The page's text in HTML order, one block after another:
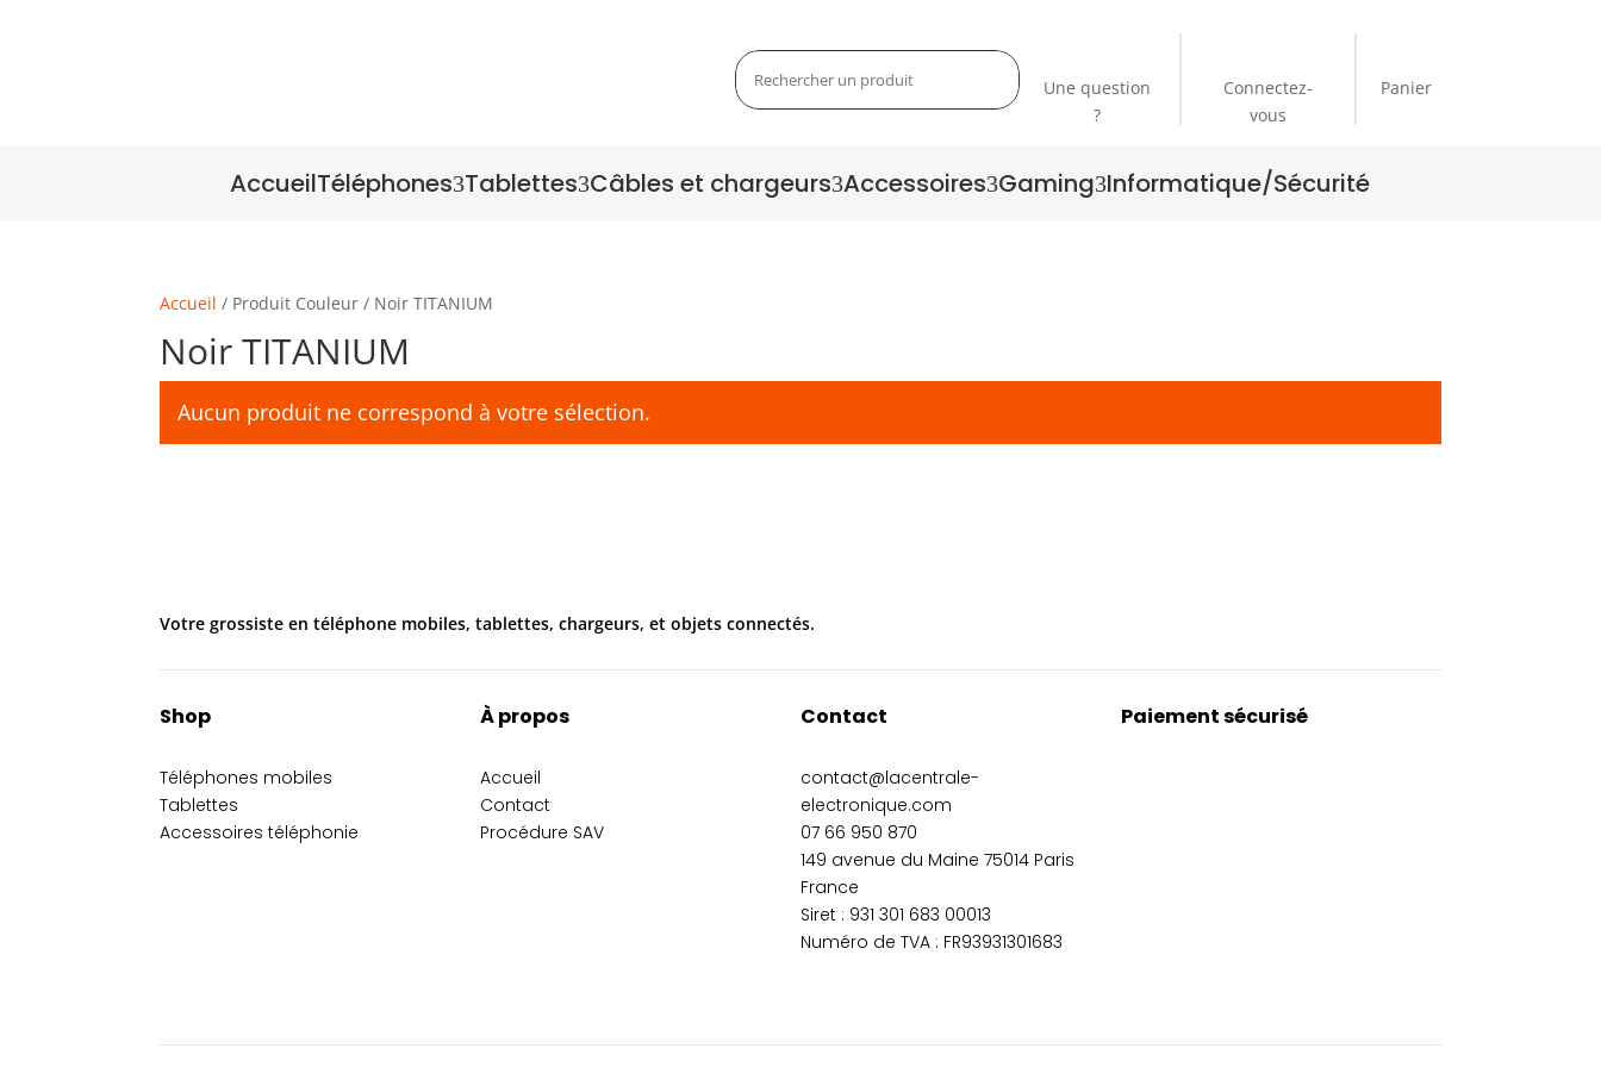
Une question
?
Connectez-
vous
Panier
AccueilTéléphones3Tablettes3Câbles et chargeurs3Accessoires3Gaming3Informatique/Sécurité
Accueil / Produit Couleur / Noir TITANIUM
Noir TITANIUM
Aucun produit ne correspond à votre sélection.
Votre grossiste en téléphone mobiles, tablettes, chargeurs, et objets connectés.
Shop
Téléphones mobiles
Tablettes
Accessoires téléphonie
À propos
Accueil
Contact
Procédure SAV
Contact
contact@lacentrale-
electronique.com
07 66 950 870
149 avenue du Maine 75014 Paris
France
Siret : 931 301 683 00013
Numéro de TVA : FR93931301683
Paiement sécurisé